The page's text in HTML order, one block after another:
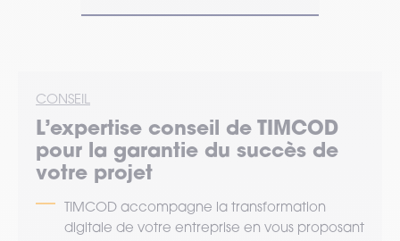
CONSEIL
L’expertise conseil de TIMCOD
pour la garantie du succès de
votre projet
TIMCOD accompagne la transformation
digitale de votre entreprise en vous proposant